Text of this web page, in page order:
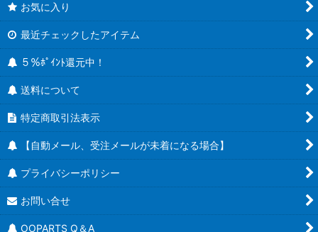
お気に入り
最近チェックしたアイテム
５％ﾎﾟｲﾝﾄ還元中！
送料について
特定商取引法表示
【自動メール、受注メールが未着になる場合】
プライバシーポリシー
お問い合せ
OOPARTS Q＆A